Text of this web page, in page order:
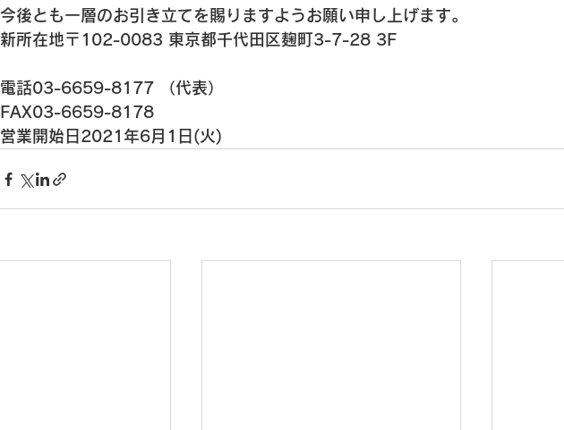
今後とも一層のお引き立てを賜りますようお願い申し上げます。
新所在地
電話03-6659-8177
（代表）
FAX03-6659-8178
営業開始日 2021年6月1日(火)